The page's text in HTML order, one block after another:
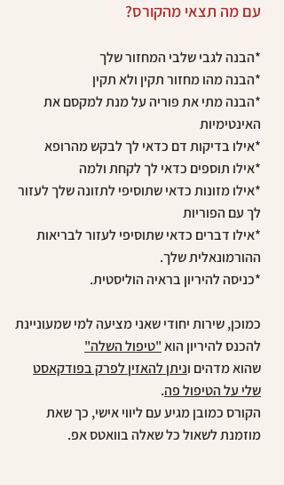
עם מה תצאי מהקורס?
*הבנה לגבי שלבי המחזור שלך
*הבנה מהו מחזור תקין ולא תקין
*הבנה מתי את פוריה על מנת למקסם את
האינטימיות
*אילו בדיקות דם כדאי לך לבקש מהרופא
*אילו תוספים כדאי לך לקחת ולמה
*אילו מזונות כדאי שתוסיפי לתזונה שלך לעזור
לך עם הפוריות
*אילו דברים כדאי שתוסיפי לעזור לבריאות
ההורמונאלית שלך.
*כניסה להיריון בראיה הוליסטית.
כמוכן, שירות יחודי שאני מציעה למי שמעוניינת
להכנס להיריון הוא"טיפול השלה"
שהוא מדהים וניתן להאזין לפרק בפודקאסט
שלי על הטיפול פה.
הקורס כמובן מגיע עם ליווי אישי, כך שאת
מוזמנת לשאול כל שאלה בוואטס אפ.